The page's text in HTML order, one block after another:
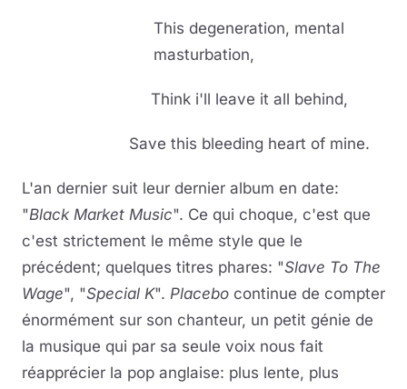
This degeneration, mental
masturbation,
Think i'll leave it all behind,
Save this bleeding heart of mine.
L'an dernier suit leur dernier album en date:
"Black Market Music". Ce qui choque, c'est que
c'est strictement le même style que le
précédent; quelques titres phares: "Slave To The
Wage", "Special K". Placebo continue de compter
énormément sur son chanteur, un petit génie de
la musique qui par sa seule voix nous fait
réapprécier la pop anglaise: plus lente, plus